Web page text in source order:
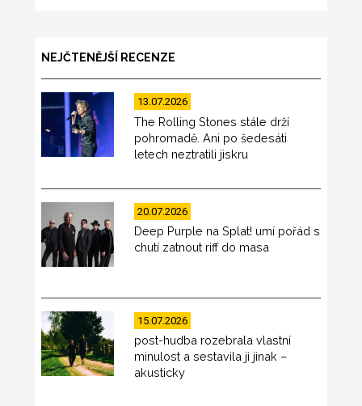
NEJČTENĚJŠÍ RECENZE
13.07.2026
The Rolling Stones stále drží
pohromadě. Ani po šedesáti
letech neztratili jiskru
20.07.2026
Deep Purple na Splat! umí pořád s
chutí zatnout riff do masa
15.07.2026
post-hudba rozebrala vlastní
minulost a sestavila ji jinak –
akusticky